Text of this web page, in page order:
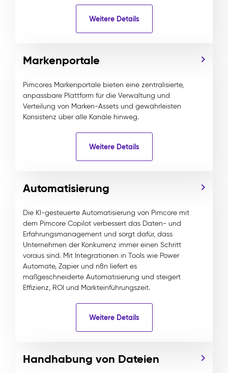
Weitere Details
Markenportale
Pimcores Markenportale bieten eine zentralisierte,
anpassbare Plattform für die Verwaltung und
Verteilung von Marken-Assets und gewährleisten
Konsistenz über alle Kanäle hinweg.
Weitere Details
Automatisierung
Die KI-gesteuerte Automatisierung von Pimcore mit
dem Pimcore Copilot verbessert das Daten- und
Erfahrungsmanagement und sorgt dafür, dass
Unternehmen der Konkurrenz immer einen Schritt
voraus sind. Mit Integrationen in Tools wie Power
Automate, Zapier und n8n liefert es
maßgeschneiderte Automatisierung und steigert
Effizienz, ROI und Markteinführungszeit.
Weitere Details
Handhabung von Dateien